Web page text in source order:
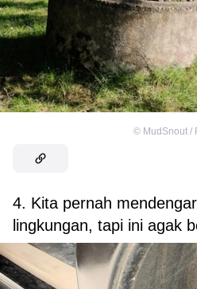
© MudSnout /
4. Kita pernah
lingkungan, tapi ini agak